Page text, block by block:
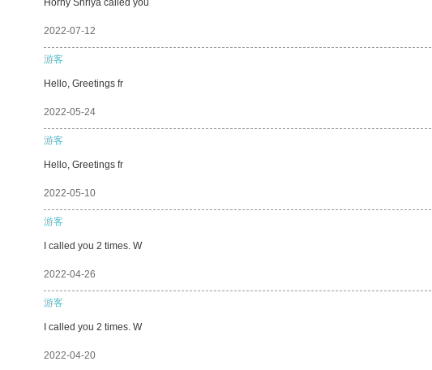
Horny Shriya called you
2022-07-12
游客
Hello, Greetings fr
2022-05-24
游客
Hello, Greetings fr
2022-05-10
游客
I called you 2 times. W
2022-04-26
游客
I called you 2 times. W
2022-04-20